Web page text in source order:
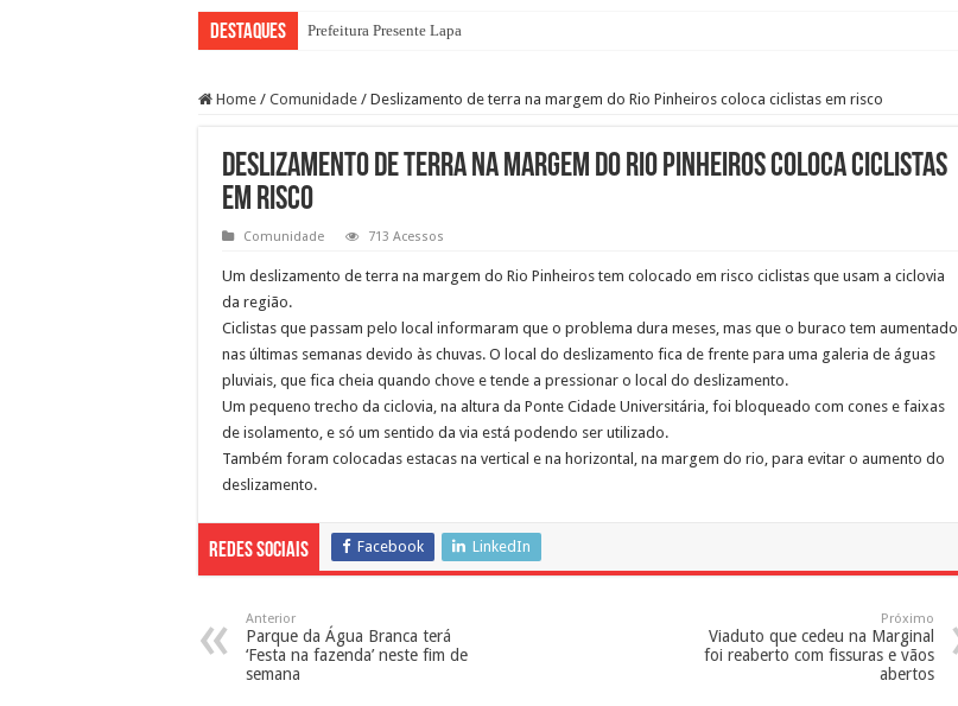
Destaques Prefeitura Presente Lapa
Home / Comunidade / Deslizamento de terra na margem do Rio Pinheiros coloca ciclistas em risco
Deslizamento de terra na margem do Rio Pinheiros coloca ciclistas
em risco
Comunidade 713 Acessos
Um deslizamento de terra na margem do Rio Pinheiros tem colocado em risco ciclistas que usam a ciclovia
da região.
Ciclistas que passam pelo local informaram que o problema dura meses, mas que o buraco tem aumentado
nas últimas semanas devido às chuvas. O local do deslizamento fica de frente para uma galeria de águas
pluviais, que fica cheia quando chove e tende a pressionar o local do deslizamento.
Um pequeno trecho da ciclovia, na altura da Ponte Cidade Universitária, foi bloqueado com cones e faixas
de isolamento, e só um sentido da via está podendo ser utilizado.
Também foram colocadas estacas na vertical e na horizontal, na margem do rio, para evitar o aumento do
deslizamento.
Redes Sociais Facebook LinkedIn
Anterior
Parque da Água Branca terá
‘Festa na fazenda’ neste fim de
semana
Próximo
Viaduto que cedeu na Marginal
foi reaberto com fissuras e vãos
abertos